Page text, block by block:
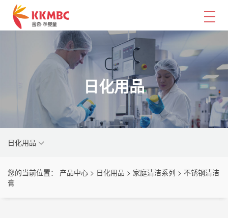
日化用品
日化用品
您的当前位置： 产品中心 > 日化用品 > 家庭清洁系列 > 不锈钢清洁
膏